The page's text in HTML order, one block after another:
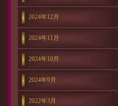
2024年12月
2024年11月
2024年10月
2024年9月
2022年3月